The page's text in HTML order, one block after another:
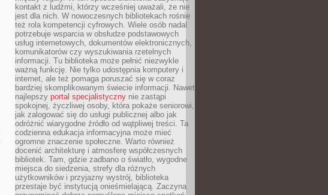
kontakt z ludźmi, którzy wcześniej uważali, że nie
jest dla nich. W nowoczesnych bibliotekach rośnie
też rola kompetencji cyfrowych. Wiele osób nadal
potrzebuje wsparcia w obsłudze podstawowych
usług internetowych, dokumentów elektronicznych,
komunikatorów czy wyszukiwania rzetelnych
informacji. Tu biblioteka może pełnić niezwykle
ważną funkcję. Nie tylko udostępnia komputery i
internet, ale też pomaga poruszać się w coraz
bardziej skomplikowanym świecie informacji. Nawet
najlepszy portal specjalistyczny nie zastąpi
spokojnej, życzliwej osoby, która pokaże seniorowi,
jak zalogować się do usługi publicznej albo jak
odróżnić wiarygodne źródło od wątpliwej treści. Ta
codzienna edukacja informacyjna może mieć
ogromne znaczenie społeczne. Warto również
docenić architekturę i atmosferę współczesnych
bibliotek. Tam, gdzie zadbano o światło, wygodne
miejsca do siedzenia, strefy dla różnych
użytkowników i przyjazny wystrój, biblioteka
przestaje być instytucją onieśmielającą. Zaczyna